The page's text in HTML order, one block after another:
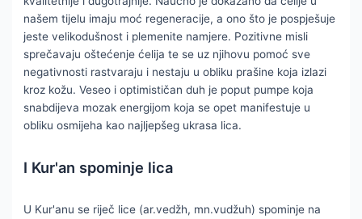
našem tijelu imaju moć regeneracije, a ono što je pospješuje
jeste velikodušnost i plemenite namjere. Pozitivne misli
sprečavaju oštećenje ćelija te se uz njihovu pomoć sve
negativnosti rastvaraju i nestaju u obliku prašine koja izlazi
kroz kožu. Veseo i optimističan duh je poput pumpe koja
snabdijeva mozak energijom koja se opet manifestuje u
obliku osmijeha kao najljepšeg ukrasa lica.
I Kur'an spominje lica
U Kur'anu se riječ lice (ar.vedžh, mn.vudžuh) spominje na